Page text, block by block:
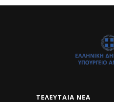
ΤΕΛΕΥΤΑΊΑ ΝΈΑ